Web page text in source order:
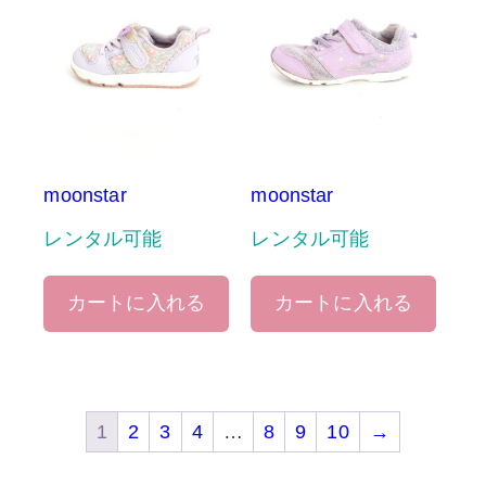
moonstar
レンタル可能
カートに入れる
moonstar
レンタル可能
カートに入れる
1 2 3 4 … 8 9 10 →